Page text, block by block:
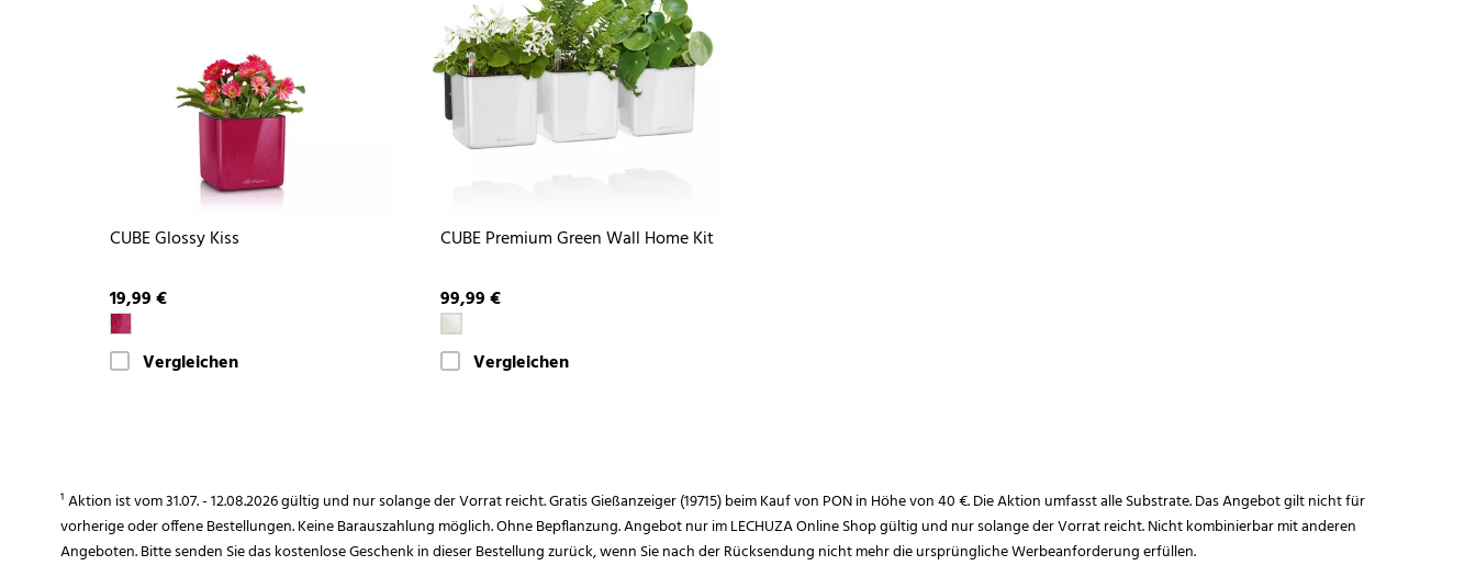
CUBE Glossy Kiss
19,99 €
Vergleichen
CUBE Premium Green Wall Home Kit
99,99 €
Vergleichen
¹ Aktion ist vom 31.07. - 12.08.2026 gültig und nur solange der Vorrat reicht. Gratis Gießanzeiger (19715) beim Kauf von PON in Höhe von 40 €. Die Aktion umfasst alle Substrate. Das Angebot gilt nicht für
vorherige oder offene Bestellungen. Keine Barauszahlung möglich. Ohne Bepflanzung. Angebot nur im LECHUZA Online Shop gültig und nur solange der Vorrat reicht. Nicht kombinierbar mit anderen
Angeboten. Bitte senden Sie das kostenlose Geschenk in dieser Bestellung zurück, wenn Sie nach der Rücksendung nicht mehr die ursprüngliche Werbeanforderung erfüllen.